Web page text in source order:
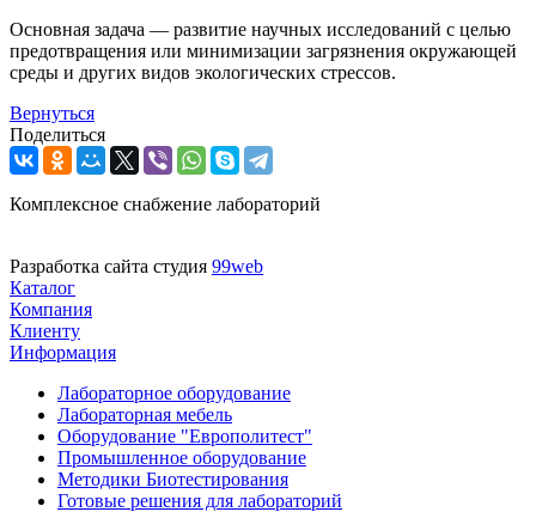
Основная задача — развитие научных исследований с целью
предотвращения или минимизации загрязнения окружающей
среды и других видов экологических стрессов.
Вернуться
Поделиться
Комплексное снабжение лабораторий
Разработка сайта студия 99web
Каталог
Компания
Клиенту
Информация
Лабораторное оборудование
Лабораторная мебель
Оборудование "Европолитест"
Промышленное оборудование
Методики Биотестирования
Готовые решения для лабораторий